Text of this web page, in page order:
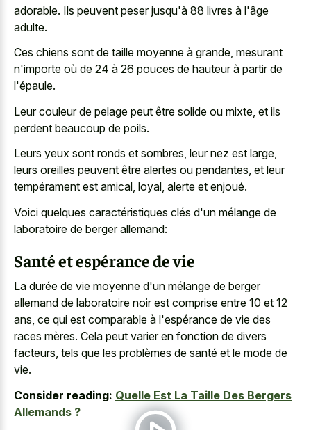
adorable. Ils peuvent peser jusqu'à 88 livres à l'âge
adulte.
Ces chiens sont de taille moyenne à grande, mesurant
n'importe où de 24 à 26 pouces de hauteur à partir de
l'épaule.
Leur couleur de pelage peut être solide ou mixte, et ils
perdent beaucoup de poils.
Leurs yeux sont ronds et sombres, leur nez est large,
leurs oreilles peuvent être alertes ou pendantes, et leur
tempérament est amical, loyal, alerte et enjoué.
Voici quelques caractéristiques clés d'un mélange de
laboratoire de berger allemand:
Santé et espérance de vie
La durée de vie moyenne d'un mélange de berger
allemand de laboratoire noirest comprise entre 10 et 12
ans, ce qui est comparable à l'espérance de vie des
races mères. Cela peut varier en fonction de divers
facteurs, tels que les problèmes de santé et le mode de
vie.
Consider reading: Quelle Est La Taille Des Bergers
Allemands ?